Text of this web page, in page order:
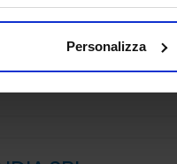
Personalizza
la crescita delle
valorizzare i dati e semplificare